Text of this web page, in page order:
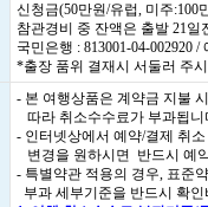
신청금(50만원/유럽, 미주:100
참관경비 중 잔액은 출발 21
국민은행 : 813001-04-002920
*출장 품위 결재시 서둘러 주
- 본 여행상품은 계약금 지불
따라 취소수수료가 부과됩니
- 인터넷상에서 예약/결제 취
변경을 원하시면 반드시 예
- 특별약관 적용의 경우, 표준
부과 세부기준을 반드시 확